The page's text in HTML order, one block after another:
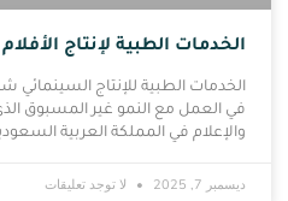
الخدمات الطبية لإنتاج الأفلام
الخدمات الطبية للإنتاج
في العمل مع النمو غير المسبوق
والإعلام في المملكة العربية
ديسمبر 7, 2025 لا توجد تعليقات